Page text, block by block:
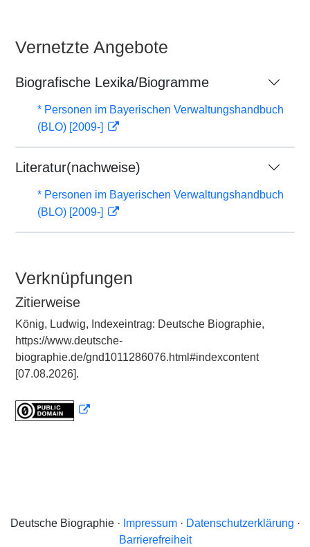
Vernetzte Angebote
Biografische Lexika/Biogramme
* Personen im Bayerischen Verwaltungshandbuch
(BLO) [2009-]
Literatur(nachweise)
* Personen im Bayerischen Verwaltungshandbuch
(BLO) [2009-]
Verknüpfungen
Zitierweise
König, Ludwig, Indexeintrag: Deutsche Biographie,
https://www.deutsche-
biographie.de/gnd1011286076.html#indexcontent
[07.08.2026].
Deutsche Biographie · Impressum· Datenschutzerklärung ·
Barrierefreiheit